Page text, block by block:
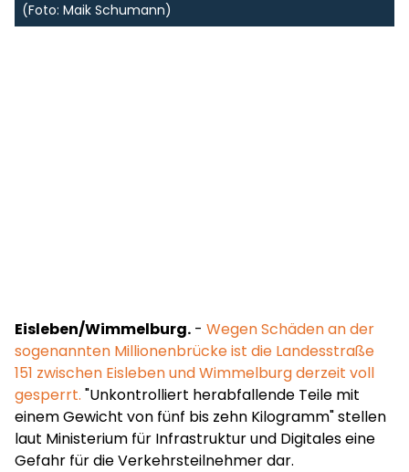
(Foto: Maik Schumann)
Eisleben/Wimmelburg. - Wegen Schäden an der
sogenannten Millionenbrücke ist die Landesstraße
151 zwischen Eisleben und Wimmelburg derzeit voll
gesperrt. "Unkontrolliert herabfallende Teile mit
einem Gewicht von fünf bis zehn Kilogramm" stellen
laut Ministerium für Infrastruktur und Digitales eine
Gefahr für die Verkehrsteilnehmer dar.